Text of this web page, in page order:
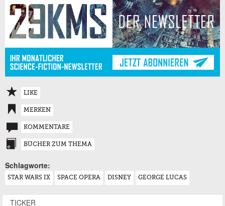
LIKE
MERKEN
KOMMENTARE
BÜCHER ZUM THEMA
Schlagworte:
STAR WARS IX SPACE OPERA DISNEY GEORGE LUCAS
TICKER